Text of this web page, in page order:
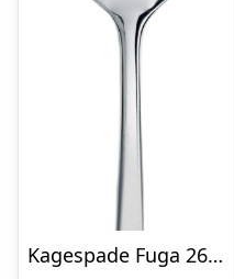
Kagespade Fuga 26,2 cm Mat/blankt Stål